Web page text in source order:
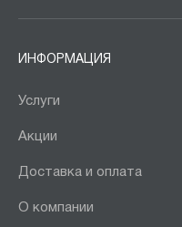
ИНФОРМАЦИЯ
Услуги
Акции
Доставка и оплата
О компании